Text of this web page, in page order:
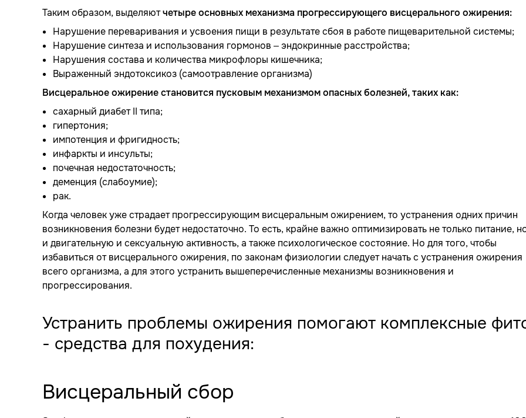
Таким образом, выделяютчетыре основных механизма прогрессирующего висцерального ожирения:
Нарушение переваривания и усвоения пищи в результате сбоя в работе пищеварительной системы;
Нарушение синтеза и использования гормонов – эндокринные расстройства;
Нарушения состава и количества микрофлоры кишечника;
Выраженный эндотоксикоз (самоотравление организма)
Висцеральное ожирение становится пусковым механизмом опасных болезней, таких как:
сахарный диабет II типа;
гипертония;
импотенция и фригидность;
инфаркты и инсульты;
почечная недостаточность;
деменция (слабоумие);
рак.
Когда человек уже страдает прогрессирующим висцеральным ожирением, то устранения одних причин
возникновения болезни будет недостаточно. То есть, крайне важно оптимизировать не только питание,
и двигательную и сексуальную активность, а также психологическое состояние. Но для того, чтобы
избавиться от висцерального ожирения, по законам физиологии следует начать с устранения ожирения
всего организма, а для этого устранить вышеперечисленные механизмы возникновения и
прогрессирования.
Устранить проблемы ожирения помогают комплексные
- средства для похудения:
Висцеральный сбор